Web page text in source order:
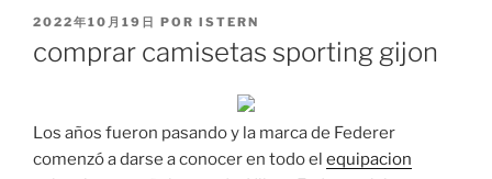
PUBLICADO
2022年10月19日 POR ISTERN
comprar camisetas sporting gijon
Los años fueron pasando y la marca de Federer
comenzó a darse a conocer en todo el equipacion